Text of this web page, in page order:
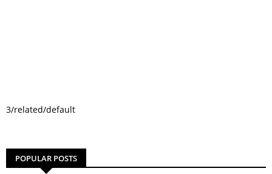
3/related/default
POPULAR POSTS